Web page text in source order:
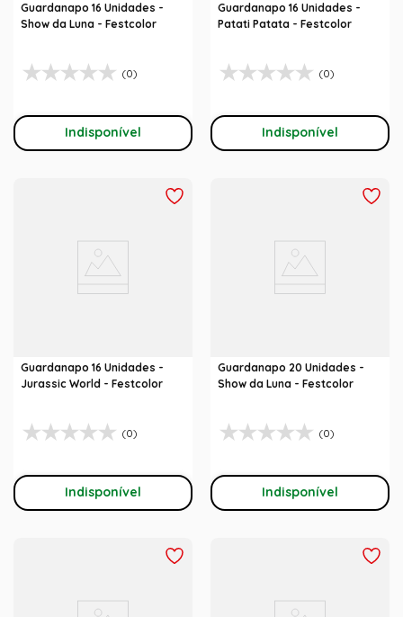
Guardanapo 16 Unidades -
Show da Luna - Festcolor
(0)
Indisponível
Guardanapo 16 Unidades -
Patati Patata - Festcolor
(0)
Indisponível
Guardanapo 16 Unidades -
Jurassic World - Festcolor
(0)
Indisponível
Guardanapo 20 Unidades -
Show da Luna - Festcolor
(0)
Indisponível